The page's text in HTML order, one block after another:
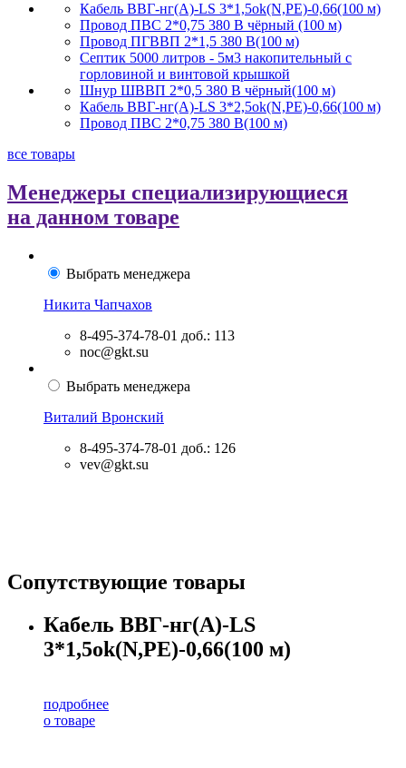
Кабель ВВГ-нг(А)-LS 3*1,5ok(N,PE)-0,66(100 м)
Провод ПВС 2*0,75 380 В чёрный (100 м)
Провод ПГВВП 2*1,5 380 В(100 м)
Септик 5000 литров - 5м3 накопительный с
горловиной и винтовой крышкой
Шнур ШВВП 2*0,5 380 В чёрный(100 м)
Кабель ВВГ-нг(А)-LS 3*2,5ok(N,PE)-0,66(100 м)
Провод ПВС 2*0,75 380 В(100 м)
все товары
Менеджеры специализирующиеся
на данном товаре
Выбрать менеджера
Никита Чапчахов
8-495-374-78-01 доб.: 113
noc@gkt.su
Выбрать менеджера
Виталий Вронский
8-495-374-78-01 доб.: 126
vev@gkt.su
Сопутствующие товары
Кабель ВВГ-нг(А)-LS
3*1,5ok(N,PE)-0,66(100 м)
подробнее
о товаре